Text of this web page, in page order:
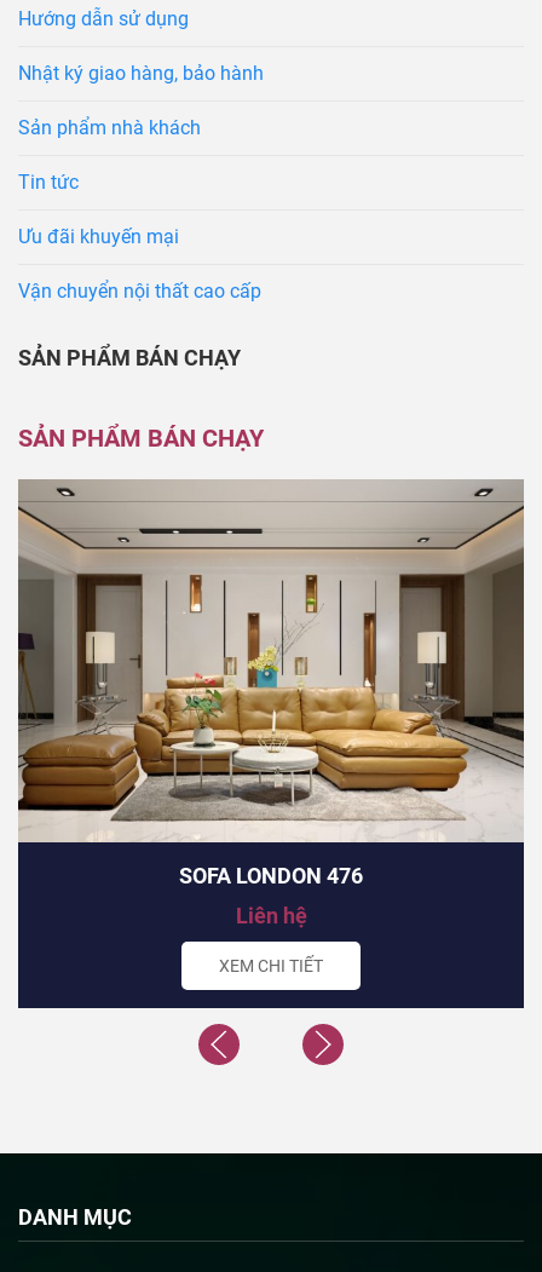
Hướng dẫn sử dụng
Nhật ký giao hàng, bảo hành
Sản phẩm nhà khách
Tin tức
Ưu đãi khuyến mại
Vận chuyển nội thất cao cấp
SẢN PHẨM BÁN CHẠY
SẢN PHẨM BÁN CHẠY
SOFA LONDON 476
Liên hệ
XEM CHI TIẾT
DANH MỤC